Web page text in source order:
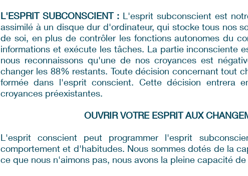
L'ESPRIT SUBCONSCIENT :L'esprit subconscient est
assimilé à un disque dur d'ordinateur, qui stocke tous nos
de soi, en plus de contrôler les fonctions autonomes du
informations et exécute les tâches. La partie inconsciente
nous reconnaissons qu'une de nos croyances est
changer les 88% restants. Toute décision concernant tout
formée dans l'esprit conscient. Cette décision entrera
croyances préexistantes.
OUVRIR VOTRE ESPRIT AUX
L'esprit conscient peut programmer l'esprit
comportement et d'habitudes. Nous sommes dotés de la
ce que nous n'aimons pas, nous avons la pleine capacité de